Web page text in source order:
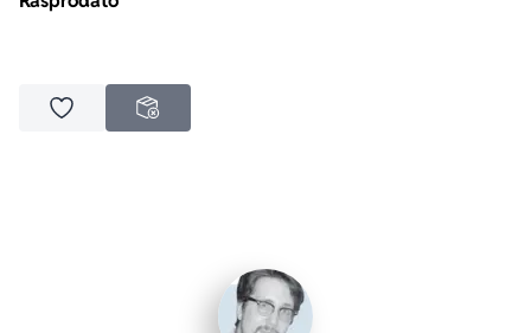
Dodaj u omiljeneNEDOSTUPNO